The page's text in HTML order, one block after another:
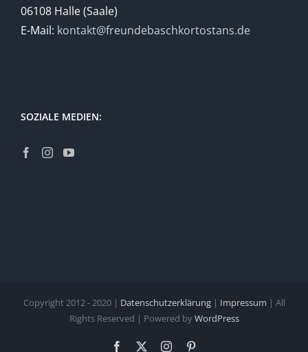
06108 Halle (Saale)
E-Mail: kontakt@freundebaschkortostans.de
SOZIALE MEDIEN:
Copyright 2012 - 2020 | Datenschutzerklärung| Impressum | All
Rights Reserved | Powered byWordPress
Facebook Instagram